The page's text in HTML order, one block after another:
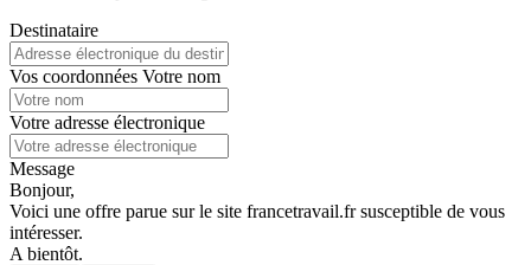
Destinataire
Vos coordonnées Votre nom
Votre adresse électronique
Message
Bonjour,
Voici une offre parue sur le site francetravail.fr susceptible de vous
intéresser.
A bientôt.